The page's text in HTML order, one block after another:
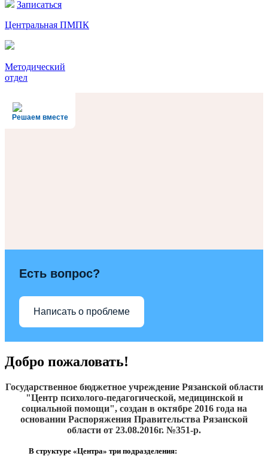
Записаться
Центральная ПМПК
Методический
отдел
Решаем вместе
Есть вопрос?
Написать о проблеме
Добро пожаловать!
Государственное бюджетное учреждение Рязанской области
"Центр психолого-педагогической, медицинской и
социальной помощи", создан в октябре 2016года на
основании Распоряжения Правительства Рязанской
области от 23.08.2016г. №351-р.
В структуре «Центра» три подразделения: